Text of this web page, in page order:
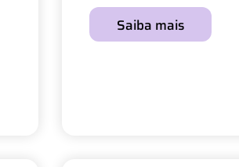
Saiba mais